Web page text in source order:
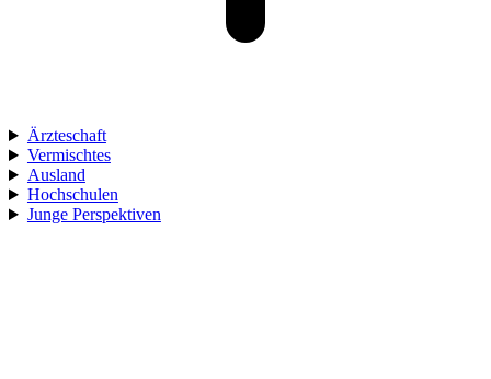
Ärzteschaft
Vermischtes
Ausland
Hochschulen
Junge Perspektiven